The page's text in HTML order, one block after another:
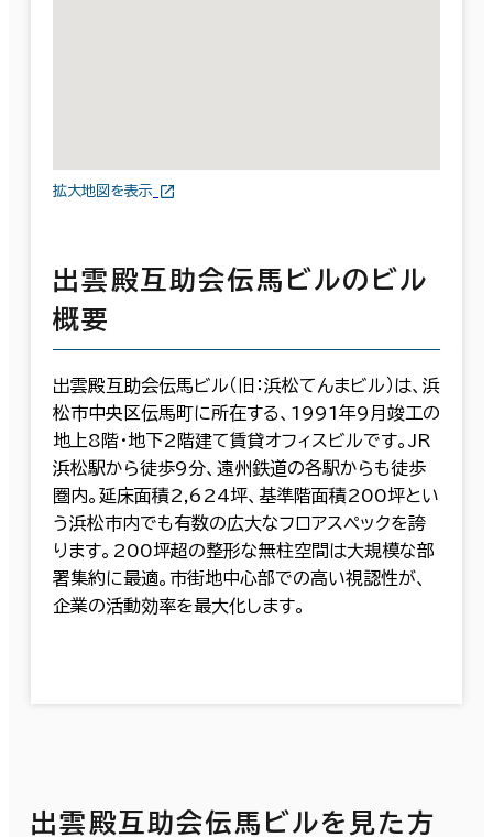
拡大地図を表示
出雲殿互助会伝馬ビルのビル
概要
出雲殿互助会伝馬ビル（旧：浜松てんまビル）は、浜
松市中央区伝馬町に所在する、1991年9月竣工の
地上8階・地下2階建て賃貸オフィスビルです。JR
浜松駅から徒歩9分、遠州鉄道の各駅からも徒歩
圏内。延床面積2,624坪、基準階面積200坪とい
う浜松市内でも有数の広大なフロアスペックを誇
ります。200坪超の整形な無柱空間は大規模な部
署集約に最適。市街地中心部での高い視認性が、
企業の活動効率を最大化します。
出雲殿互助会伝馬ビルを見た方